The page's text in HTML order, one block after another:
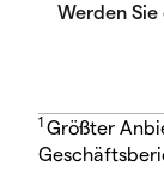
1 Größter